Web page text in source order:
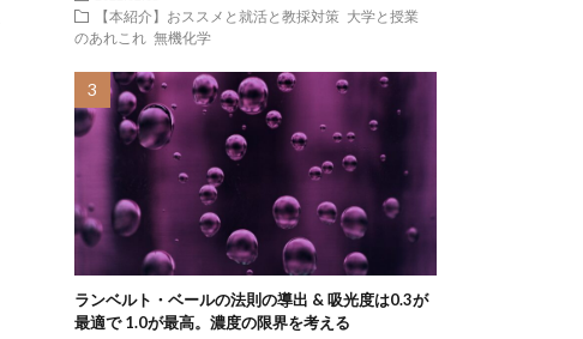
【本紹介】おススメと就活と教採対策
大学と授業
のあれこれ 無機化学
ランベルト・ベールの法則の導出 & 吸光度は0.3が
最適で 1.0が最高。濃度の限界を考える